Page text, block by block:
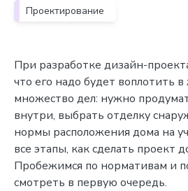
Проектирование
При разработке дизайн-
что его надо будет воплотить
множество дел: нужно
внутри, выбрать отделку
нормы расположения дома на
все этапы, как сделать проект
Пробежимся по нормативам и
смотреть в первую очередь.